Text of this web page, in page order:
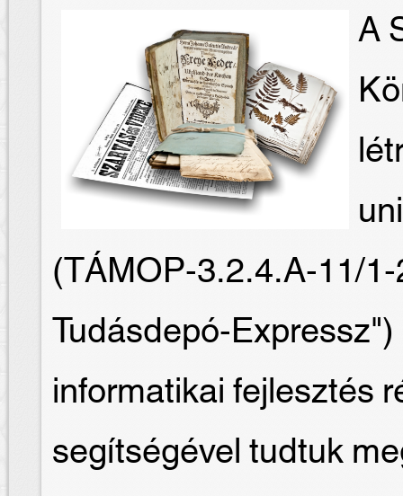
A
(TÁMOP-3.2.4.A-11/
Tudásdepó-
informatikai fejlesztés
segítségével tudtuk